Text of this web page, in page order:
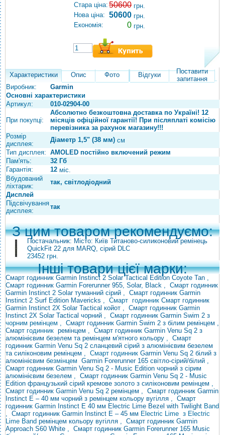
Стара ціна: 50600 грн.
Нова ціна: 50600 грн.
Економія:
0 грн.
Характеристики Опис Фото Відгуки
Поставити
запитання
Виробник:
Garmin
Основні характеристики
Артикул:
010-02904-00
При покупці:
Абсолютно безкоштовна доставка по Україні! 12
місяців офіційної гарантії! При післяплаті комісію
перевізника за рахунок магазину!!!
Розмір
дисплея:
Діаметр 1,5" (38 мм) см
Тип дисплея: AMOLED постійно включений режим
Пам'ять:
32 Гб
Гарантія:
12 міс.
Вбудований
ліхтарик:
так, світлодіодний
Дисплей
Підсвічування
дисплея:
так
З цим товаром рекомендуємо:
Постачальник: Місто: Київ Титаново-силиконовий ремінець
QuickFit 22 для MARQ, сірий DLC
23452 грн.
Інші товари цієї марки:
Смарт годинник Garmin Instinct 2 Solar Tactical Edition Coyote Tan ,
Смарт годинник Garmin Forerunner 955, Solar, Black , Смарт годинник
Garmin Instinct 2 Solar туманний сірий , Смарт годинник Garmin
Instinct 2 Surf Edition Mavericks , Смарт годинник Смарт годинник
Garmin Instinct 2X Solar Tactical койот , Смарт годинник Garmin
Instinct 2X Solar Tactical чорний , Смарт годинник Garmin Swim 2 з
чорним ремінцем , Смарт годинник Garmin Swim 2 з білим ремінцем ,
Смарт годинник ремінцем , Смарт годинник Garmin Venu Sq 2 з
алюмінієвим безелем та ремінцем м'ятного кольору , Смарт
годинник Garmin Venu Sq 2 сланцевий сірий з алюмінієвим безелем
та силіконовим ремінцем , Смарт годинник Garmin Venu Sq 2 білий з
алюмінієвим безмінцем Garmin Forerunner 165 світло-сірий/білий ,
Смарт годинник Garmin Venu Sq 2 - Music Edition чорний з сірим
алюмінієвим безелем , Смарт годинник Garmin Venu Sq 2 - Music
Edition французький сірий кремове золото з силіконовим ремінцем ,
Смарт годинник Garmin Venu Sq 2 ремінцем , Смарт годинник Garmin
Instinct E – 40 мм чорний з ремінцем кольору вугілля , Смарт
годинник Garmin Instinct E 40 мм Electric Lime Bezel with Twilight Band
, Смарт годинник Garmin Instinct E – 45 мм Electric Lime з Electric
Lime Band ремінцем кольору вугілля , Смарт годинник Garmin
Approach S60 White , Смарт годинник Garmin Forerunner 165 Music